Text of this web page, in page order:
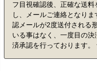
フ目視確認後、正確な送
し、メールご連絡となり
認メールが2度送付される
いる事はなく、一度目の
済承認を行っております。